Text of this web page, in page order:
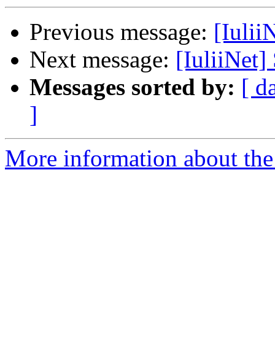
Previous message:
Next message: [IuliiNet]
Messages sorted by: [
]
More information about